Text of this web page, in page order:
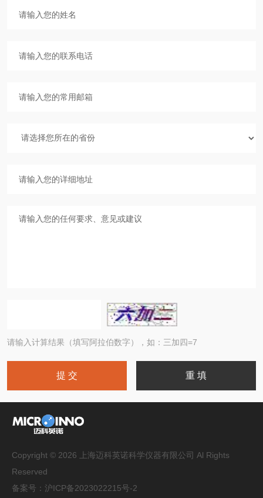
请输入计算结果（填写阿拉伯数字），如：三加四=7
Copyright © 2026 上海迈科英诺科学仪器有限公司 Al Rights
Reserved
备案号： 沪ICP备2023022215号-2